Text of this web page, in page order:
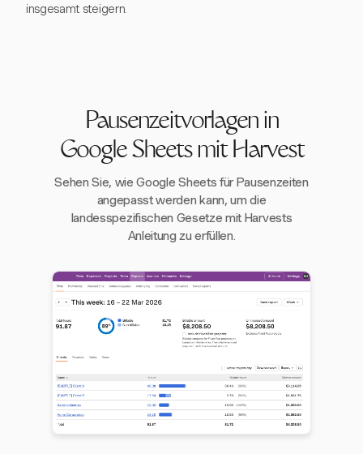
insgesamt steigern.
Pausenzeitvorlagen in
Google Sheets mit Harvest
Sehen Sie, wie Google Sheets für Pausenzeiten
angepasst werden kann, um die
landesspezifischen Gesetze mit Harvests
Anleitung zu erfüllen.